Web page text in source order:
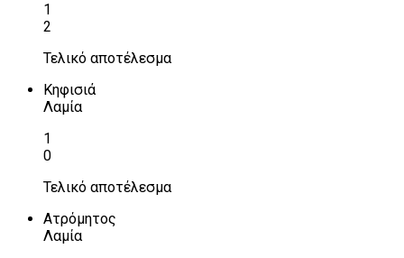
1
2
Τελικό αποτέλεσμα
Κηφισιά
Λαμία
1
0
Τελικό αποτέλεσμα
Ατρόμητος
Λαμία